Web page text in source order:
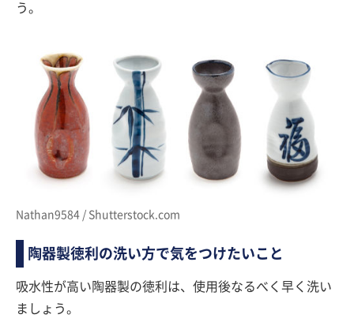
う。
Nathan9584 / Shutterstock.com
陶器製徳利の洗い方で気をつけたいこと
吸水性が高い陶器製の徳利は、使用後なるべく早く洗い
ましょう。